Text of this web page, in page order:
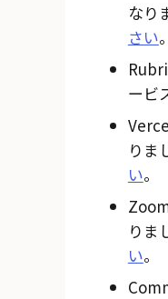
なり
さい
ービ
りま
い。
りま
い。